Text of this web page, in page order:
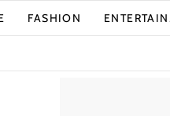
FASHION